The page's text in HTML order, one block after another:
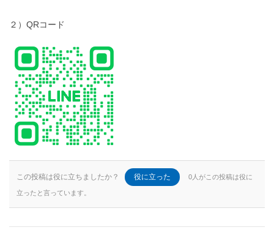
２）QRコード
この投稿は役に立ちましたか？ 役に立った 0人がこの投稿は役に
立ったと言っています。